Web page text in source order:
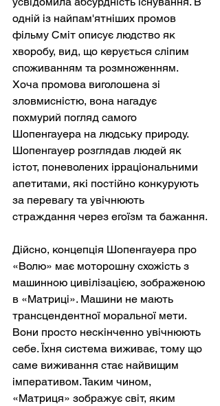
одній із найпам'ятніших промов
фільму Сміт описує людство як
хворобу, вид, що керується сліпим
споживанням та розмноженням.
Хоча промова виголошена зі
зловмисністю, вона нагадує
похмурий погляд самого
Шопенгауера на людську природу.
Шопенгауер розглядав людей як
істот, поневолених ірраціональними
апетитами, які постійно конкурують
за перевагу та увічнюють
страждання через егоїзм та бажання.
Дійсно, концепція Шопенгауера про
«Волю» має моторошну схожість з
машинною цивілізацією, зображеною
в «Матриці». Машини не мають
трансцендентної моральної мети.
Вони просто нескінченно увічнюють
себе. Їхня система виживає, тому що
саме виживання стає найвищим
імперативом. Таким чином,
«Матриця» зображує світ, яким